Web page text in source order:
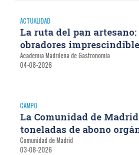
ACTUALIDAD
La ruta del pan
obradores
Academia Madrileña de Gastronomía
04-08-2026
CAMPO
La Comunidad de
toneladas de abono
Comunidad de Madrid
03-08-2026